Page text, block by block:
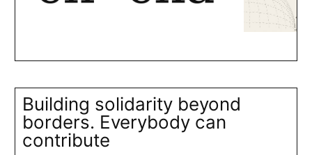
Building solidarity beyond
borders. Everybody can
contribute